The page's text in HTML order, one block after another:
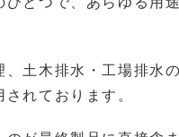
土木排水・工場排水
れております。